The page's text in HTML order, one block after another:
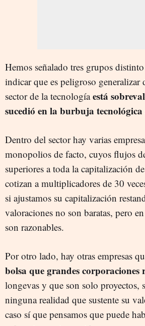
Hemos señalado tres grupos
indicar que es peligroso generalizar
sector de la tecnologíaestá
sucedió en la burbuja
Dentro del sector hay varias
monopolios de facto, cuyos flujos
superiores a toda la capitalización
cotizan a multiplicadores de 30
si ajustamos su capitalización
valoraciones no son baratas, pero
son razonables.
Por otro lado, hay otras empresas
bolsa que grandes corporaciones
longevas y que son solo proyectos,
ninguna realidad que sustente su
caso sí que pensamos que puede